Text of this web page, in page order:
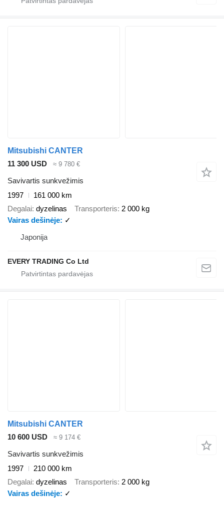
Mitsubishi CANTER
11 300 USD
≈ 9 780 €
Savivartis sunkvežimis
1997
161 000 km
Degalai dyzelinas Transporteris 2 000 kg
Vairas dešinėje
✓
Japonija
EVERY TRADING Co Ltd
Mitsubishi CANTER
10 600 USD
≈ 9 174 €
Savivartis sunkvežimis
1997
210 000 km
Degalai dyzelinas Transporteris 2 000 kg
Vairas dešinėje
✓